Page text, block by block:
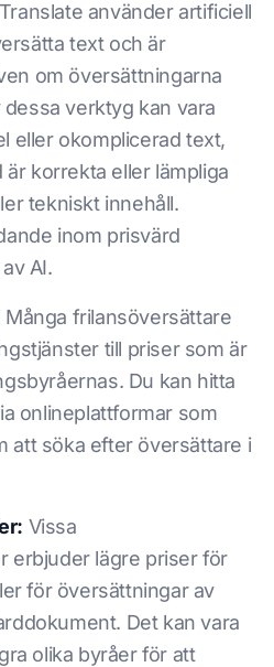
använder artificiell
text och är
om översättningarna
verktyg kan vara
eller okomplicerad text,
korrekta eller lämpliga
tekniskt innehåll.
inom prisvärd
AI.
Många frilansöversättare
till priser som är
Du kan hitta
onlineplattformar som
att söka efter översättare i
Vissa
erbjuder lägre priser för
för översättningar av
Det kan vara
olika byråer för att